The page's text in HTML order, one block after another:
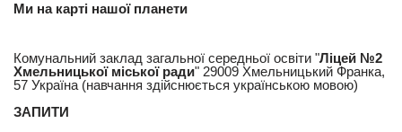
Ми на карті нашої планети
Комунальний заклад загальної середньої освіти "Ліцей №2
Хмельницької міської ради" 29009 Хмельницький Франка,
57 Україна (навчання здійснюється українською мовою)
ЗАПИТИ